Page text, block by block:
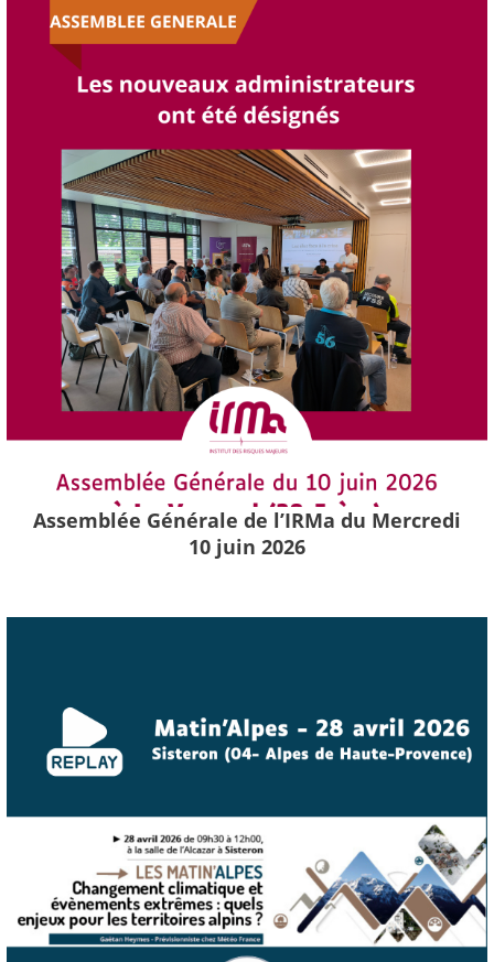
Assemblée Générale de l’IRMa du Mercredi
10 juin 2026